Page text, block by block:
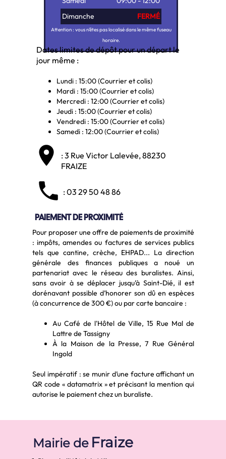
Mairie de Fraize
Dimanche
FERMÉ
Attention : vous n'êtes pas localisé dans le même fuseau
horaire.
Dates limites de dépôt pour un départ le
jour même :
Lundi : 15:00 (Courrier et colis)
Mardi : 15:00 (Courrier et colis)
Mercredi : 12:00 (Courrier et colis)
Jeudi : 15:00 (Courrier et colis)
Vendredi : 15:00 (Courrier et colis)
Samedi : 12:00 (Courrier et colis)
place : 3 Rue Victor Lalevée,88230
FRAIZE
local_phone : 03 29 50 48 86
PAIEMENT DE PROXIMITÉ
Pour proposer une offre de paiements de proximité
: impôts, amendes ou factures de services publics
tels que cantine, crèche, EHPAD... La direction
générale des finances publiques a noué un
partenariat avec le réseau des buralistes. Ainsi,
sans avoir à se déplacer jusqu’à Saint-Dié, il est
dorénavant possible d’honorer son dû en espèces
(à concurrence de 300 €) ou par carte bancaire :
Au Café de l'Hôtel de Ville, 15 Rue Mal de
Lattre de Tassigny
À la Maison de la Presse, 7 Rue Général
Ingold
Seul impératif : se munir d’une facture affichant un
QR code « datamatrix » et précisant la mention qui
autorise le paiement chez un buraliste.